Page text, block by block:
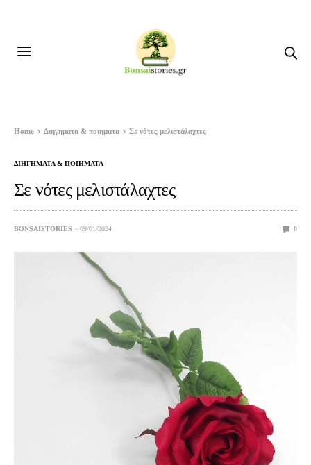
Home Διηγηματα & ποιηματα Σε νότες μελιστάλαχτες
ΔΙΗΓΗΜΑΤΑ & ΠΟΙΗΜΑΤΑ
Σε νότες μελιστάλαχτες
BONSAISTORIES 09/01/2024 0